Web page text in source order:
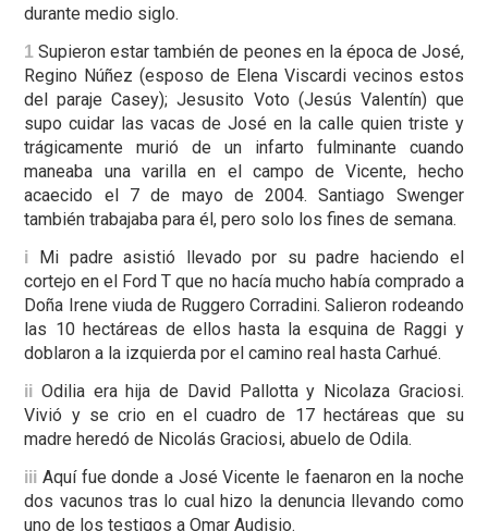
durante medio siglo.
1 Supieron estar también de peones en la época de José,
Regino Núñez (esposo de Elena Viscardi vecinos estos
del paraje Casey); Jesusito Voto (Jesús Valentín) que
supo cuidar las vacas de José en la calle quien triste y
trágicamente murió de un infarto fulminante cuando
maneaba una varilla en el campo de Vicente, hecho
acaecido el 7 de mayo de 2004. Santiago Swenger
también trabajaba para él, pero solo los fines de semana.
i Mi padre asistió llevado por su padre haciendo el
cortejo en el Ford T que no hacía mucho había comprado a
Doña Irene viuda de Ruggero Corradini. Salieron rodeando
las 10 hectáreas de ellos hasta la esquina de Raggi y
doblaron a la izquierda por el camino real hasta Carhué.
ii Odilia era hija de David Pallotta y Nicolaza Graciosi.
Vivió y se crio en el cuadro de 17 hectáreas que su
madre heredó de Nicolás Graciosi, abuelo de Odila.
iii Aquí fue donde a José Vicente le faenaron en la noche
dos vacunos tras lo cual hizo la denuncia llevando como
uno de los testigos a Omar Audisio.